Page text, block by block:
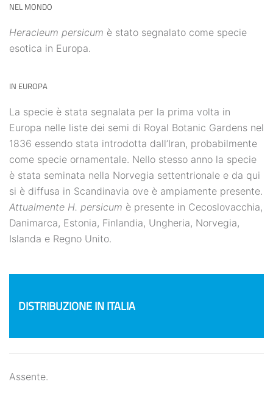
NEL MONDO
Heracleum persicum è stato segnalato come specie
esotica in Europa.
IN EUROPA
La specie è stata segnalata per la prima volta in
Europa nelle liste dei semi di Royal Botanic Gardens nel
1836 essendo stata introdotta dall’Iran, probabilmente
come specie ornamentale. Nello stesso anno la specie
è stata seminata nella Norvegia settentrionale e da qui
si è diffusa in Scandinavia ove è ampiamente presente.
Attualmente H. persicum è presente in Cecoslovacchia,
Danimarca, Estonia, Finlandia, Ungheria, Norvegia,
Islanda e Regno Unito.
DISTRIBUZIONE IN ITALIA
Assente.